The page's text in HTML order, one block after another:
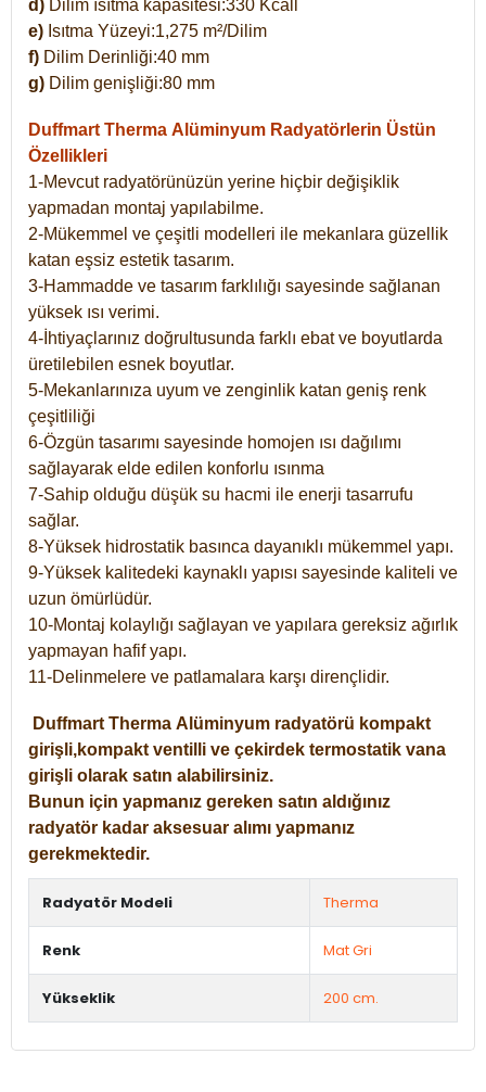
d) Dilim ısıtma kapasitesi:330 Kcall
e) Isıtma Yüzeyi:1,275 m²/Dilim
f) Dilim Derinliği:40 mm
g) Dilim genişliği:80 mm
Duffmart Therma Alüminyum Radyatörlerin Üstün
Özellikleri
1-Mevcut radyatörünüzün yerine hiçbir değişiklik
yapmadan montaj yapılabilme.
2-Mükemmel ve çeşitli modelleri ile mekanlara güzellik
katan eşsiz estetik tasarım.
3-Hammadde ve tasarım farklılığı sayesinde sağlanan
yüksek ısı verimi.
4-İhtiyaçlarınız doğrultusunda farklı ebat ve boyutlarda
üretilebilen esnek boyutlar.
5-Mekanlarınıza uyum ve zenginlik katan geniş renk
çeşitliliği
6-Özgün tasarımı sayesinde homojen ısı dağılımı
sağlayarak elde edilen konforlu ısınma
7-Sahip olduğu düşük su hacmi ile enerji tasarrufu
sağlar.
8-Yüksek hidrostatik basınca dayanıklı mükemmel yapı.
9-Yüksek kalitedeki kaynaklı yapısı sayesinde kaliteli ve
uzun ömürlüdür.
10-Montaj kolaylığı sağlayan ve yapılara gereksiz ağırlık
yapmayan hafif yapı.
11-Delinmelere ve patlamalara karşı dirençlidir.
Duffmart Therma Alüminyum radyatörü kompakt
girişli,kompakt ventilli ve çekirdek termostatik vana
girişli olarak satın alabilirsiniz.
Bunun için yapmanız gereken satın aldığınız
radyatör kadar aksesuar alımı yapmanız
gerekmektedir.
Radyatör Modeli Therma
Renk Mat Gri
Yükseklik 200 cm.